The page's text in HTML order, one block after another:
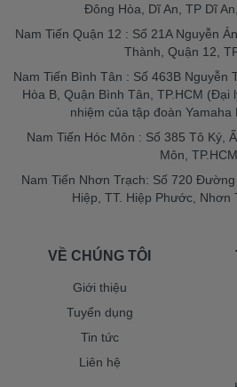
Đông Hòa, Dĩ An, TP Dĩ
Nam Tiến Quận 12 : Số 21A Nguyễn
Thành, Quận 12,
Nam Tiến Bình Tân : Số 463B Nguyễn
Hòa B, Quận Bình Tân, TP.HCM (Đại
nhiệm của tập đoàn Yamaha
Nam Tiến Hóc Môn : Số 385 Tô Ký,
Môn, TP.HCM
Nam Tiến Nhơn Trạch: Số 720
Hiệp, TT. Hiệp Phước, Nhơn
VỀ CHÚNG TÔI
Giới thiệu
Tuyển dụng
Tin tức
Liên hệ